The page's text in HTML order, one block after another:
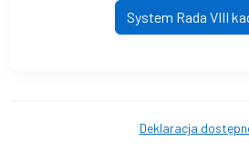
System Rada VIII
Deklaracja